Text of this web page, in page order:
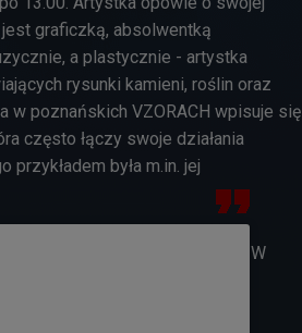
graficzką, absolwentką
a plastycznie - artystka
rysunki kamieni, roślin oraz
w poznańskich VZORACH wpisuje się
często łączy swoje działania
była m.in. jej
W